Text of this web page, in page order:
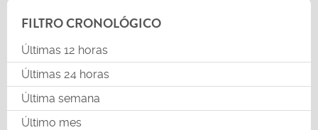
FILTRO CRONOLÓGICO
Últimas 12 horas
Últimas 24 horas
Última semana
Último mes